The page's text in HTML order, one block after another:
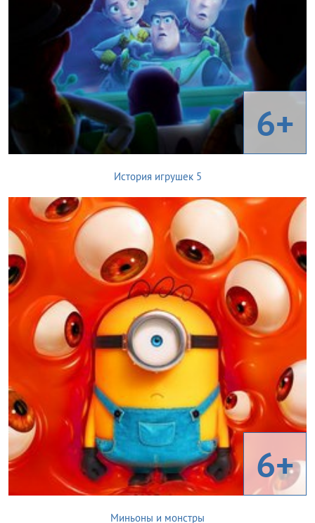
6+
История игрушек 5
6+
Миньоны и монстры